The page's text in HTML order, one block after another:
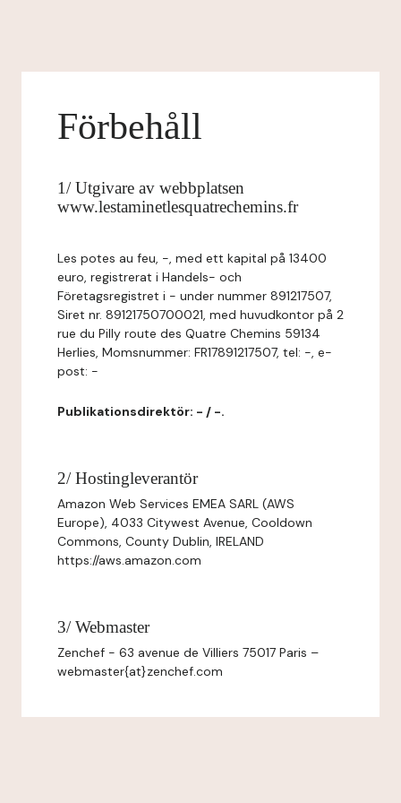
Förbehåll
1/ Utgivare av webbplatsen
www.lestaminetlesquatrechemins.fr
Les potes au feu, -, med ett kapital på 13400
euro, registrerat i Handels- och
Företagsregistret i - under nummer 891217507,
Siret nr. 89121750700021, med huvudkontor på 2
rue du Pilly route des Quatre Chemins 59134
Herlies, Momsnummer: FR17891217507, tel: -, e-
post: -
Publikationsdirektör: - / -.
2/ Hostingleverantör
Amazon Web Services EMEA SARL (AWS
Europe), 4033 Citywest Avenue, Cooldown
Commons, County Dublin, IRELAND
https://aws.amazon.com
3/ Webmaster
Zenchef - 63 avenue de Villiers 75017 Paris –
webmaster{at}zenchef.com